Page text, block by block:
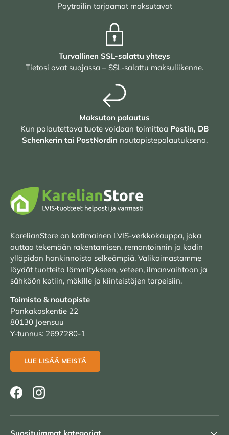
Paytrailin tarjoamat maksutavat
Turvallinen SSL-salattu yhteys
Tietosi ovat suojassa – SSL-salattu maksuliikenne.
Maksuton palautus
Kun palautettava tuote voidaan toimittaa Postin, DB
Schenkerin tai PostNordin noutopistepalautuksena.
KarelianStore on kotimainen LVIS-verkkokauppa, joka
auttaa tekemään rakentamisen, remontoinnin ja kodin
ylläpidon hankinnoista selkeämpiä. Valikoimastamme
löydät tuotteita lämmitykseen, veteen, ilmanvaihtoon ja
sähköön kotiin, mökille ja kiinteistöjen tarpeisiin.
Toimisto & noutopiste
Pankakoskentie 22
80130 Joensuu
Y-tunnus: 2697280-1
LUE LISÄÄ MEISTÄ
FacebookInstagram
Suosituimmat kategoriat